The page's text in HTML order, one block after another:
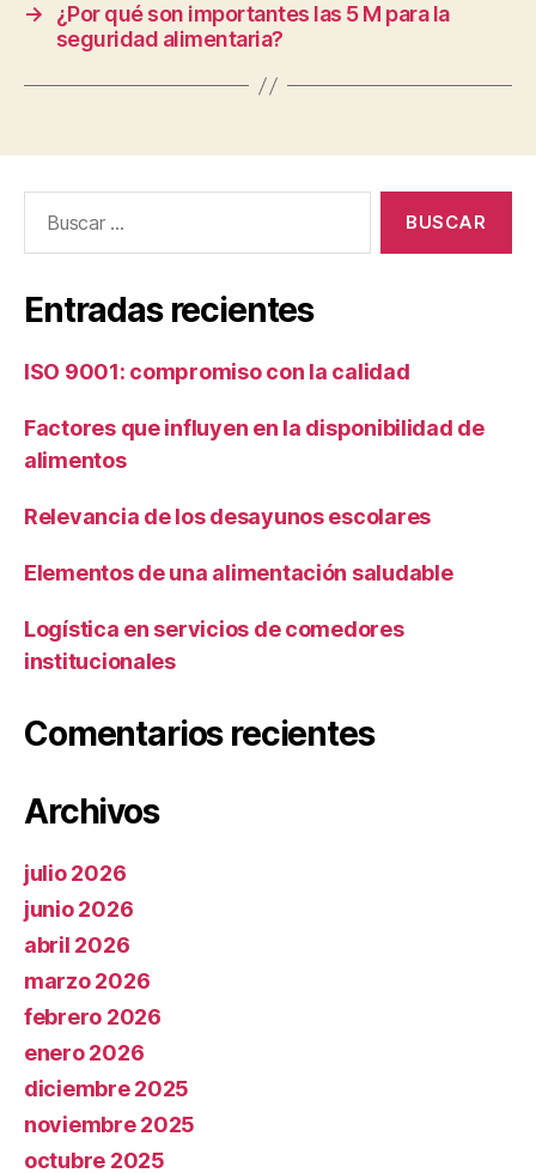
→
¿Por qué son importantes las 5 M para la
seguridad alimentaria?
Entradas recientes
ISO 9001: compromiso con la calidad
Factores que influyen en la disponibilidad de
alimentos
Relevancia de los desayunos escolares
Elementos de una alimentación saludable
Logística en servicios de comedores
institucionales
Comentarios recientes
Archivos
julio 2026
junio 2026
abril 2026
marzo 2026
febrero 2026
enero 2026
diciembre 2025
noviembre 2025
octubre 2025